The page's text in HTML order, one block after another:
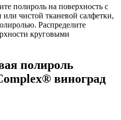
полироль на поверхность с
чистой тканевой салфетки,
Распределите
круговыми
полироль
виноград